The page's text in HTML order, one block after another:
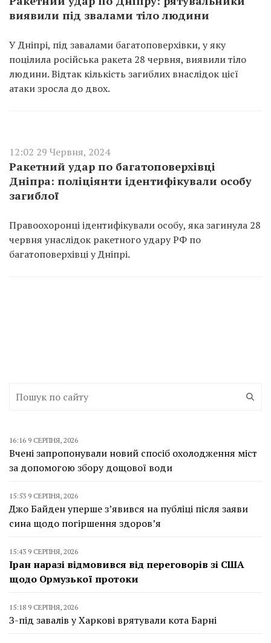
виявили під звалами тіло людини
У Дніпрі, під завалами багатоповерхівки, у яку
поцілила російська ракета 28 червня, виявили тіло
людини. Відтак кількість загиблих внаслідок цієї
атаки зросла до двох.
12:02 29 Червня, 2024
Ракетний удар по багатоповерхівці
Дніпра: поліціянти ідентифікували особу
загиблої
Правоохоронці ідентифікували особу, яка загинула 28
червня унаслідок ракетного удару РФ по
багатоповерхівці у Дніпрі.
16:16 9 СЕРПНЯ, 2026
Вчені запропонували новий спосіб охолодження міст
за допомогою збору дощової води
15:53 9 СЕРПНЯ, 2026
Джо Байден уперше з’явився на публіці після заяви
сина щодо погіршення здоров’я
15:43 9 СЕРПНЯ, 2026
Іран наразі відмовився від переговорів зі США
щодо Ормузької протоки
15:18 9 СЕРПНЯ, 2026
З-під завалів у Харкові врятували кота Барні